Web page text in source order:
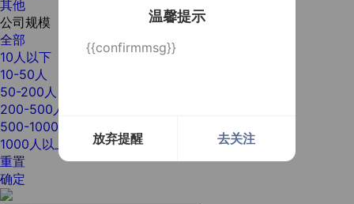
温馨提示
{{confirmmsg}}
放弃提醒 去关注
其他
公司规模
全部
10人以下
10-50人
50-200人
200-500人
500-1000人
1000人以上
重置
确定